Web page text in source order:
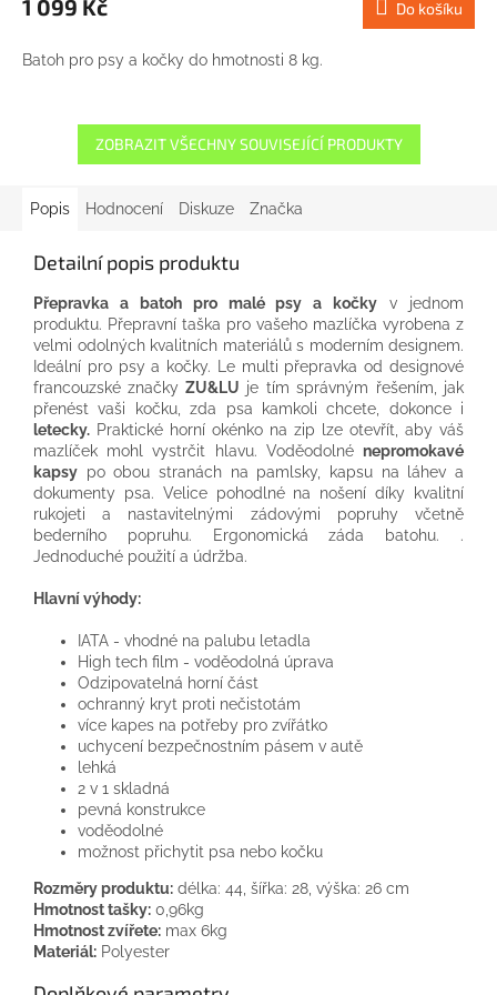
1 099 Kč Do košíku
Batoh pro psy a kočky do hmotnosti 8 kg.
ZOBRAZIT VŠECHNY SOUVISEJÍCÍ PRODUKTY
Popis Hodnocení Diskuze Značka
Detailní popis produktu
Přepravka a batoh pro malé psy a kočky v jednom
produktu. Přepravní taška pro vašeho mazlíčka vyrobena z
velmi odolných kvalitních materiálů s moderním designem.
Ideální pro psy a kočky. Le multi přepravka od designové
francouzské značky ZU&LU je tím správným řešením, jak
přenést vaši kočku, zda psa kamkoli chcete, dokonce i
letecky. Praktické horní okénko na zip lze otevřít, aby váš
mazlíček mohl vystrčit hlavu. Voděodolné nepromokavé
kapsy po obou stranách na pamlsky, kapsu na láhev a
dokumenty psa. Velice pohodlné na nošení díky kvalitní
rukojeti a nastavitelnými zádovými popruhy včetně
bederního popruhu. Ergonomická záda batohu. .
Jednoduché použití a údržba.
Hlavní výhody:
IATA - vhodné na palubu letadla
High tech film - voděodolná úprava
Odzipovatelná horní část
ochranný kryt proti nečistotám
více kapes na potřeby pro zvířátko
uchycení bezpečnostním pásem v autě
lehká
2 v 1 skladná
pevná konstrukce
voděodolné
možnost přichytit psa nebo kočku
Rozměry produktu: délka: 44, šířka: 28, výška: 26 cm
Hmotnost tašky: 0,96kg
Hmotnost zvířete: max 6kg
Materiál: Polyester